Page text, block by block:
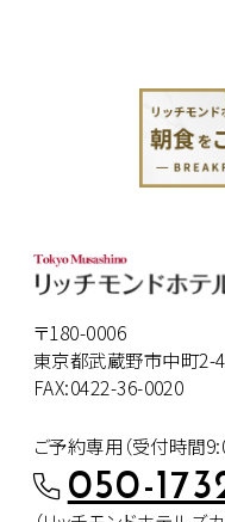
〒180-0006
東京都武蔵野市中町2-
FAX:0422-36-0020
ご予約専用（受付時間
050-